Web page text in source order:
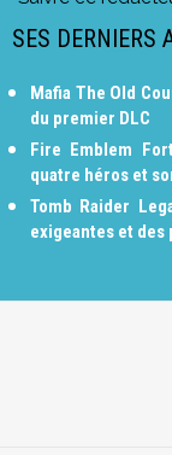
SES DERNIERS
Mafia The Old
du premier DLC
Fire Emblem
quatre héros et
Tomb Raider
exigeantes et